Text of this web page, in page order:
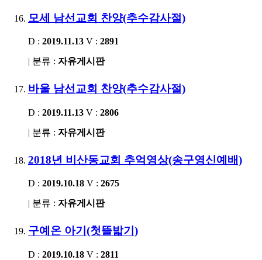
모세 남선교회 찬양(추수감사절)
D : 2019.11.13 V : 2891
| 분류 : 자유게시판
바울 남선교회 찬양(추수감사절)
D : 2019.11.13 V : 2806
| 분류 : 자유게시판
2018년 비산동교회 추억영상(송구영신예배)
D : 2019.10.18 V : 2675
| 분류 : 자유게시판
구예온 아기(첫뜰밟기)
D : 2019.10.18 V : 2811